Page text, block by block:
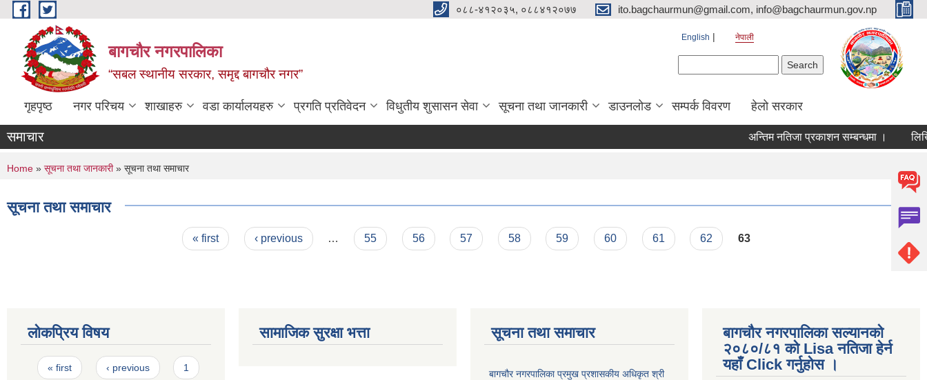
Skip to main content ०८८-४१२०३५, ०८८४१२०७७ ito.bagchaurmun@gmail.com, info@bagchaurmun.gov.np
बागचौर नगरपालिका
“सबल स्थानीय सरकार, समृद्द बागचौर नगर”
English नेपाली
गृहपृष्ठ नगर परिचय शाखाहरु वडा ‍कार्यालयहरु प्रगति प्रतिवेदन विधुतीय शुसासन सेवा सूचना तथा जानकारी डाउनलोड सम्पर्क विवरण हेलो सरकार
समाचार अन्तिम नतिजा प्रकाशन सम्बन्धमा ।
You are here
Home » सूचना तथा जानकारी» सूचना तथा समाचार
सूचना तथा समाचार
« first ‹ previous … 55 56 57 58 59 60 61 62 63
लोकप्रिय विषय
Pages
« first ‹ previous
1
सामाजिक सुरक्षा भत्ता सूचना तथा समाचार
बागचौर नगरपालिका प्रमुख प्रशासकीय अधिकृत श्री
बागचौर नगरपालिका सल्यानको
२०८०/८१ को Lisa नतिजा हेर्न
यहाँ Click गर्नुहोस ।